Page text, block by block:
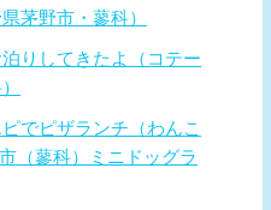
茅野市・蓼科）
りしてきたよ（コテー
でピザランチ（わんこ
（蓼科）ミニドッグラ